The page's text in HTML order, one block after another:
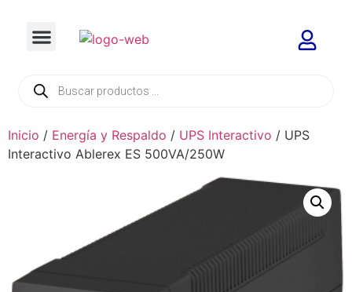
Inicio / Energía y Respaldo / UPS Interactivo / UPS
Interactivo Ablerex ES 500VA/250W